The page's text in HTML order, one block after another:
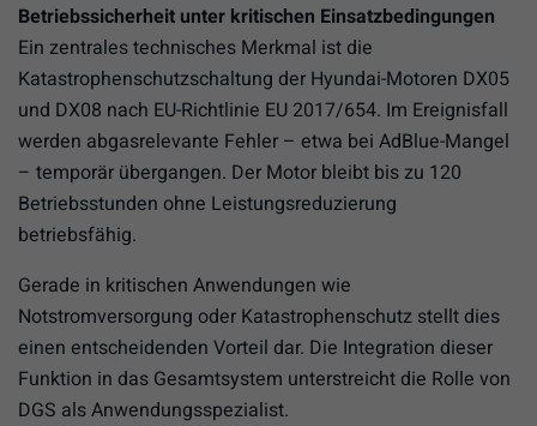
Betriebssicherheit unter kritischen Einsatzbedingungen
Ein zentrales technisches Merkmal ist die
Katastrophenschutzschaltung der Hyundai-Motoren DX05
und DX08 nach EU-Richtlinie EU 2017/654. Im Ereignisfall
werden abgasrelevante Fehler – etwa bei AdBlue-Mangel
– temporär übergangen. Der Motor bleibt bis zu 120
Betriebsstunden ohne Leistungsreduzierung
betriebsfähig.
Gerade in kritischen Anwendungen wie
Notstromversorgung oder Katastrophenschutz stellt dies
einen entscheidenden Vorteil dar. Die Integration dieser
Funktion in das Gesamtsystem unterstreicht die Rolle von
DGS als Anwendungsspezialist.